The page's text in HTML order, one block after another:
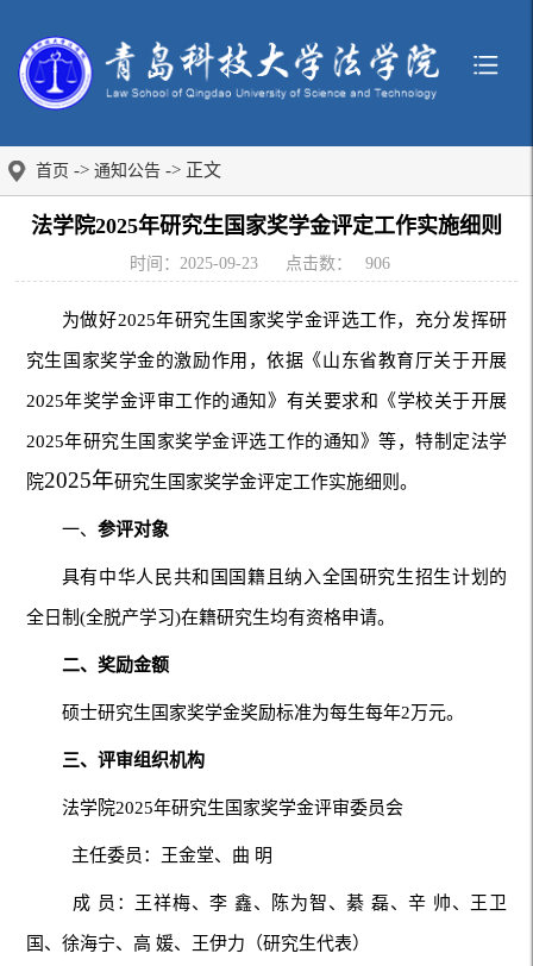
首页 -> 通知公告 -> 正文
法学院2025年研究生国家奖学金评定工作实施细则
时间：2025-09-23 点击数： 906
为做好2025年研究生国家奖学金评选工作，充分发挥研
究生国家奖学金的激励作用，依据《山东省教育厅关于开展
2025年奖学金评审工作的通知》有关要求和《学校关于开展
2025年研究生国家奖学金评选工作的通知》等，特制定法学
院2025年研究生国家奖学金评定工作实施细则。
一、 参评对象
具有中华人民共和国国籍且纳入全国研究生招生计划的
全日制(全脱产学习)在籍研究生均有资格申请。
二、奖励金额
硕士研究生国家奖学金奖励标准为每生每年2万元。
三、评审组织机构
法学院2025年研究生国家奖学金评审委员会
主任委员：王金堂、曲 明
成 员：王祥梅、李 鑫、陈为智、綦 磊、辛 帅、王卫
国、徐海宁、高 媛、王伊力（研究生代表）